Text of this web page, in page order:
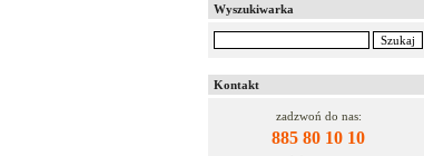
Wyszukiwarka
Kontakt
zadzwoń do nas:
885 80 10 10